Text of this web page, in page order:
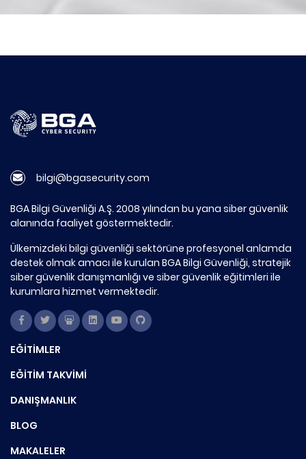
bilgi@bgasecurity.com
BGA Bilgi Güvenliği A.Ş. 2008 yılından bu yana siber güvenlik
alanında faaliyet göstermektedir.
Ülkemizdeki bilgi güvenliği sektörüne profesyonel anlamda
destek olmak amacı ile kurulan BGA Bilgi Güvenliği, stratejik
siber güvenlik danışmanlığı ve siber güvenlik eğitimleri ile
kurumlara hizmet vermektedir.
EĞİTİMLER
EĞİTİM TAKVİMİ
DANIŞMANLIK
BLOG
MAKALELER